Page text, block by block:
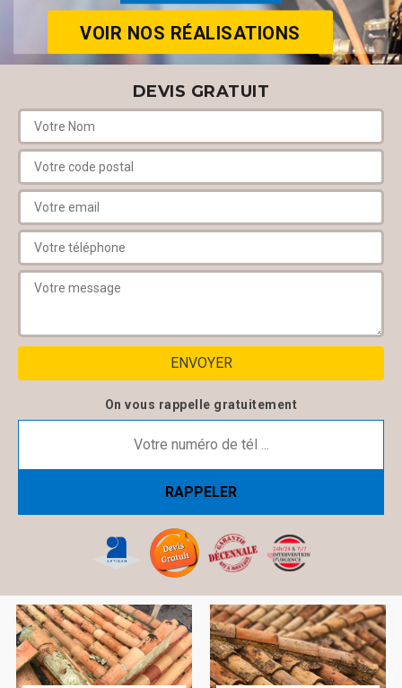
VOIR NOS RÉALISATIONS
DEVIS GRATUIT
On vous rappelle gratuitement